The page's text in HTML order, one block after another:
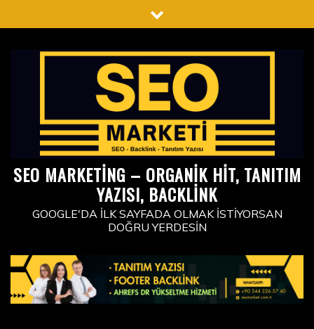
to
SEO MARKETING – ORGANIK HIT, TANITIM
YAZISI, BACKLINK
GOOGLE'DA İLK SAYFADA OLMAK İSTIYORSAN
DOĞRU YERDESIN